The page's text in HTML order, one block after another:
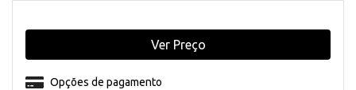
Opções de pagamento
Ver Preço